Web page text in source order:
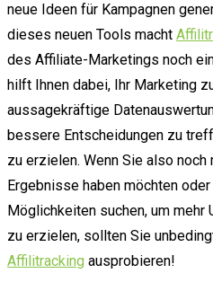
neue Ideen für Kampagnen
dieses neuen Tools macht
des Affiliate-Marketings noch
hilft Ihnen dabei, Ihr Marketing
aussagekräftige
bessere Entscheidungen zu
zu erzielen. Wenn Sie also
Ergebnisse haben möchten
Möglichkeiten suchen, um
zu erzielen, sollten Sie
Affilitracking ausprobieren!